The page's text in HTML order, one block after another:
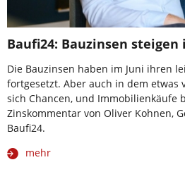
Baufi24: Bauzinsen
Die Bauzinsen haben im Juni ihren
fortgesetzt. Aber auch in dem etwas
sich Chancen, und Immobilienkäufe
Zinskommentar von Oliver Kohnen,
Baufi24.
mehr